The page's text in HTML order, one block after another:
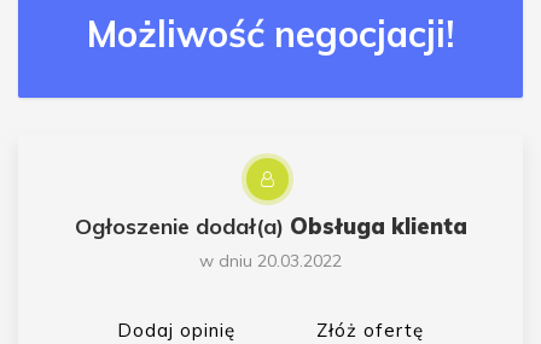
Możliwość negocjacji!
Ogłoszenie dodał(a) Obsługa klienta
w dniu 20.03.2022
Dodaj opinię Złóż ofertę